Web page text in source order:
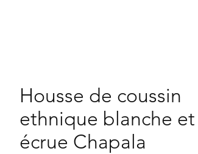
Housse de coussin
ethnique blanche et
écrue Chapala